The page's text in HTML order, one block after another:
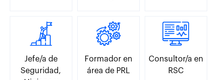
Jefe/a de
Seguridad,
Formador en
área de PRL
Consultor/a en
RSC